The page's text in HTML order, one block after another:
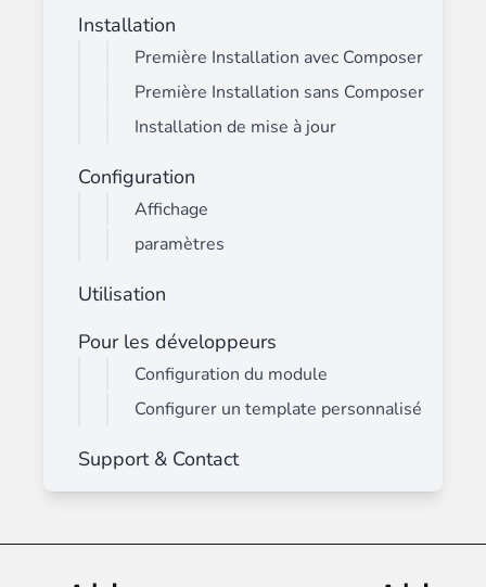
Installation
Première Installation avec Composer
Première Installation sans Composer
Installation de mise à jour
Configuration
Affichage
paramètres
Utilisation
Pour les développeurs
Configuration du module
Configurer un template personnalisé
Support & Contact